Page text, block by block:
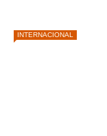
INTERNACIONAL